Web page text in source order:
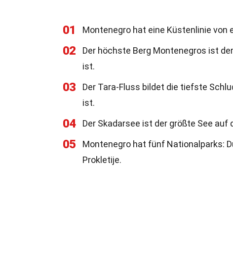
01 Montenegro hat eine Küstenlinie von
02
Der höchste Berg Montenegros ist
ist.
03
Der Tara-Fluss bildet die tiefste
ist.
04 Der Skadarsee ist der größte See
05
Montenegro hat fünf Nationalparks:
Prokletije.